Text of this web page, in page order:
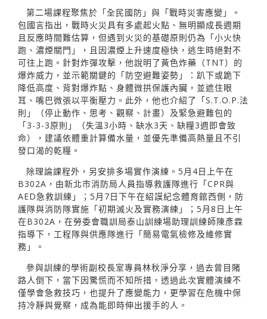
第二場課程聚焦於「全民國防」與「戰時災害應變」。
包國言指出，戰時火災具有多處起火點、無明顯成長週期
且反應時間難估算，但遇到火災的基礎原則仍為「小火快
跑、濃煙關門」，且因濃煙上升速度極快，逃生時絕對不
可往上跑。針對炸彈攻擊，他說明了黃色炸藥（TNT）的
爆炸威力，並示範關鍵的「防空避難姿勢」：趴下或跪下
降低高度、背對爆炸點、身體微拱保護內臟，並遮住眼
耳、嘴巴微張以平衡壓力。此外，他也介紹了「S.T.O.P.法
則」（停止動作、思考、觀察、計畫）及緊急避難包的
「3-3-3原則」（失溫3小時、缺水3天、缺糧3週即會致
命），建議依體重計算備水量，並優先準備高熱量且不引
發口渴的乾糧。
除理論課程外，另安排多場實作演練。5月4日上午在
B302A，由新北市消防局人員指導救護隊進行「CPR與
AED急救訓練」；5月7日下午在紹謨紀念體育館西側，防
護隊與消防隊實施「初期滅火及實務演練」；5月8日上午
在B302A，在勞委會職訓局泰山訓練場助理訓練師陳彥霖
指導下，工程隊與供應隊進行「簡易電氣檢修及維修實
務」。
參與訓練的學術副校長室專員林秋淨分享，過去曾目賭
路人倒下，當下因驚慌而不知所措，透過此次實體演練不
僅學會急救技巧，也提升了應變能力，更學習在危機中保
持冷靜與覺察，成為能即時伸出援手的人。